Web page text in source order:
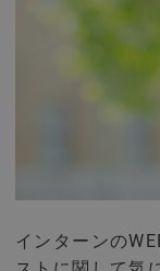
インターンの